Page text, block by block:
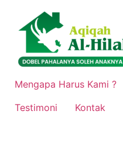
konten
Mengapa Harus Kami ?
Testimoni
Kontak